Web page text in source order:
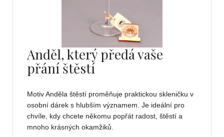
Anděl, který předá vaše
přání štěstí
Motiv Anděla štěstí proměňuje praktickou skleničku v
osobní dárek s hlubším významem. Je ideální pro
chvíle, kdy chcete někomu popřát radost, štěstí a
mnoho krásných okamžiků.